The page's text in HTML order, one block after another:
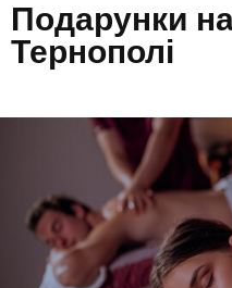
Подарунки
Тернополі